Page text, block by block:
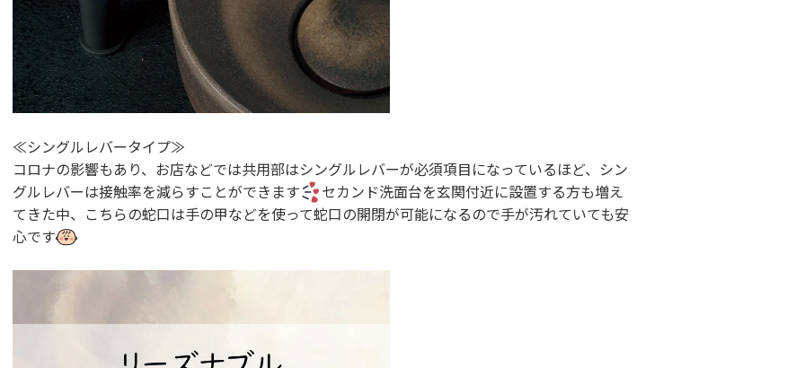
≪シングルレバータイプ≫
コロナの影響もあり、お店などでは共用部はシングルレバーが必須項目になっているほど、シン
グルレバーは接触率を減らすことができます
セカンド洗面台を玄関付近に設置する方も増え
てきた中、こちらの蛇口は手の甲などを使って蛇口の開閉が可能になるので手が汚れていても安
心です